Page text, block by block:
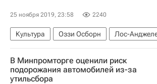
25 ноября 2019, 23:58 2240
Культура Оззи Осборн
Лос-
Тейлор Свифт (певица)
Новости
Фото - Культура
Музыка
В Минпромторге оценили риск
подорожания автомобилей из-за
утильсбора